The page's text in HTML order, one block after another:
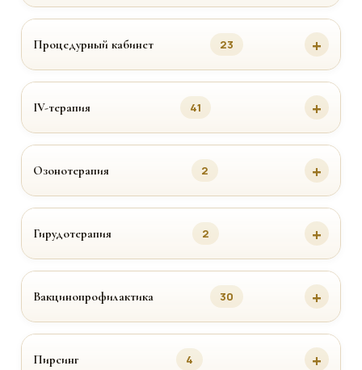
Процедурный кабинет 23
IV-терапия 41
Озонотерапия 2
Гирудотерапия 2
Вакцинопрофилактика 30
Пирсинг 4